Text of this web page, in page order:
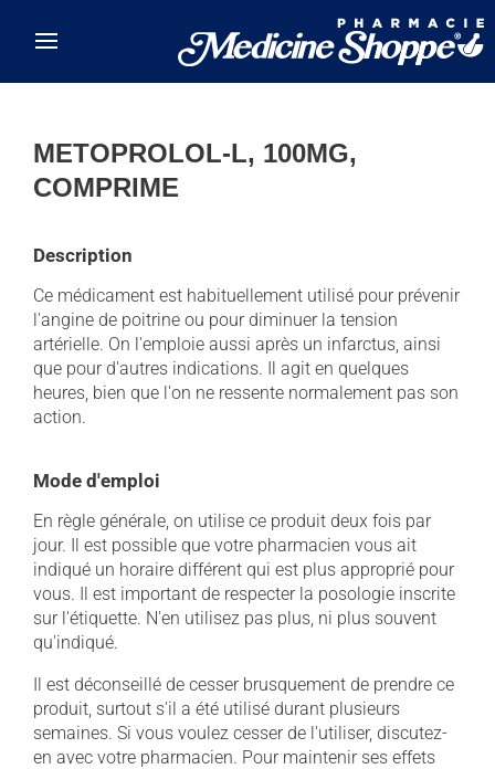
METOPROLOL-L, 100MG,
COMPRIME
Description
Ce médicament est habituellement utilisé pour prévenir
l'angine de poitrine ou pour diminuer la tension
artérielle. On l'emploie aussi après un infarctus, ainsi
que pour d'autres indications. Il agit en quelques
heures, bien que l'on ne ressente normalement pas son
action.
Mode d'emploi
En règle générale, on utilise ce produit deux fois par
jour. Il est possible que votre pharmacien vous ait
indiqué un horaire différent qui est plus approprié pour
vous. Il est important de respecter la posologie inscrite
sur l'étiquette. N'en utilisez pas plus, ni plus souvent
qu'indiqué.
Il est déconseillé de cesser brusquement de prendre ce
produit, surtout s'il a été utilisé durant plusieurs
semaines. Si vous voulez cesser de l'utiliser, discutez-
en avec votre pharmacien. Pour maintenir ses effets